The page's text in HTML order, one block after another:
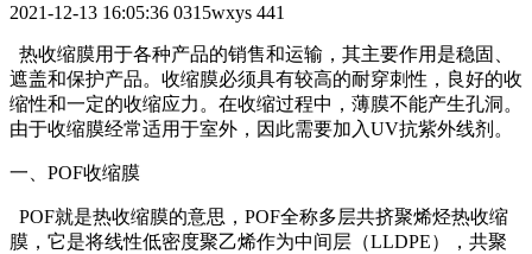
2021-12-13 16:05:36 0315wxys 441
热收缩膜用于各种产品的销售和运输，其主要作用是稳固、
遮盖和保护产品。收缩膜必须具有较高的耐穿刺性，良好的收
缩性和一定的收缩应力。在收缩过程中，薄膜不能产生孔洞。
由于收缩膜经常适用于室外，因此需要加入UV抗紫外线剂。
一、POF收缩膜
POF就是热收缩膜的意思，POF全称多层共挤聚烯烃热收缩
膜，它是将线性低密度聚乙烯作为中间层（LLDPE），共聚